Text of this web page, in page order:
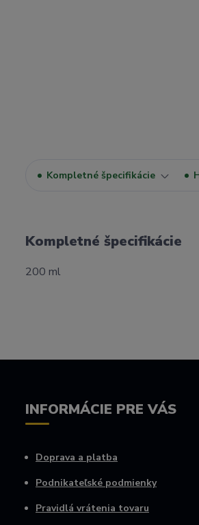
Kompletné špecifikácie
Kompletné špecifikácie
200 ml
INFORMÁCIE PRE VÁS
Doprava a platba
Podnikateľské podmienky
Pravidlá vrátenia tovaru